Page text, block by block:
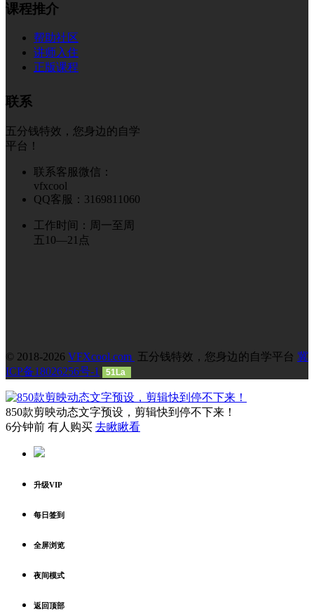
课程推介
帮助社区
讲师入住
正版课程
联系
五分钱特效，您身边的自学
平台！
联系客服微信：
vfxcool
QQ客服：3169811060
工作时间：周一至周
五10—21点
© 2018-2026 VFXcool.com 五分钱特效，您身边的自学平台 冀
ICP备18026256号-1
51La
850款剪映动态文字预设，剪辑快到停不下来！
6分钟前 有人购买 去瞅瞅看
升级VIP
每日签到
全屏浏览
夜间模式
返回顶部